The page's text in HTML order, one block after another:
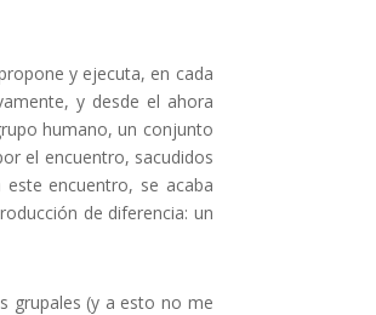
y ejecuta, en cada
y desde el ahora
humano, un conjunto
el encuentro, sacudidos
encuentro, se acaba
de diferencia: un
grupales (y a esto no me